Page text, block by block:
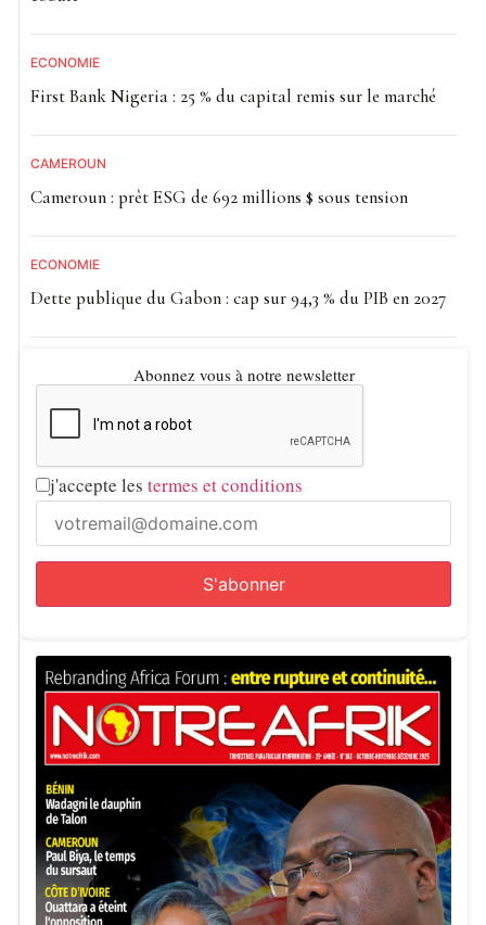
ECONOMIE
First Bank Nigeria : 25 % du capital remis sur le marché
CAMEROUN
Cameroun : prêt ESG de 692 millions $ sous tension
ECONOMIE
Dette publique du Gabon : cap sur 94,3 % du PIB en 2027
Abonnez vous à notre newsletter
j'accepte les termes et conditions